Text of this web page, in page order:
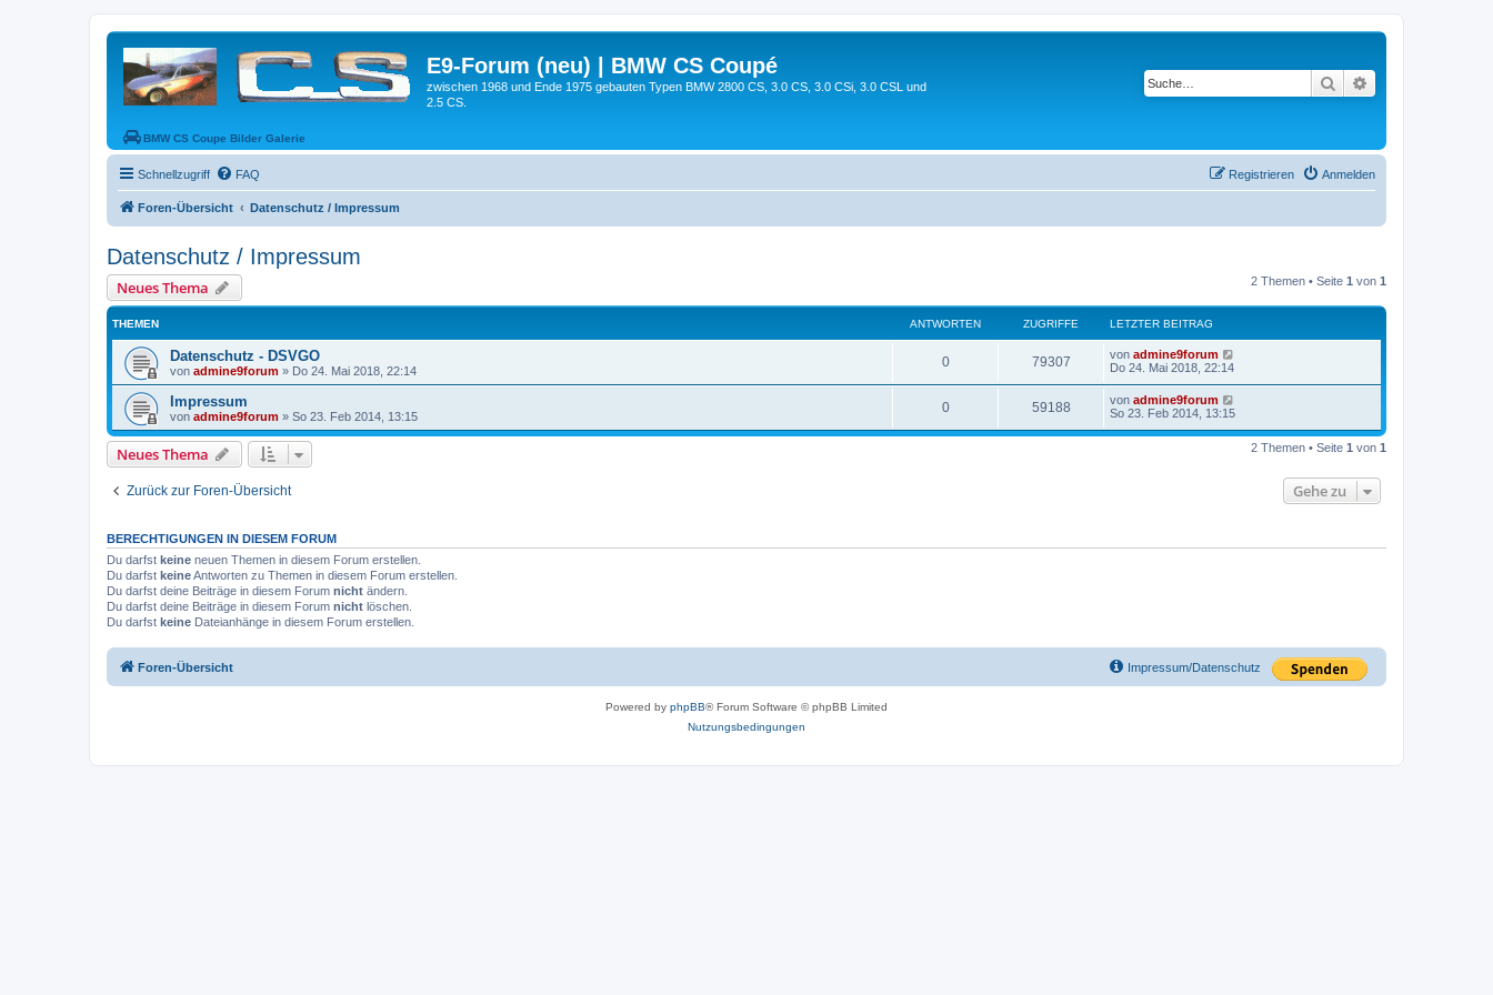
E9-Forum (neu) | BMW CS Coupé
zwischen 1968 und Ende 1975 gebauten Typen BMW 2800 CS, 3.0 CS, 3.0 CSi, 3.0 CSL und
2.5 CS.
BMW CS Coupe Bilder Galerie
Suche
Schnellzugriff FAQ Anmelden
Registrieren
Foren-Übersicht Datenschutz / Impressum
Datenschutz / Impressum
Neues Thema 2 Themen • Seite 1 von 1
THEMEN ANTWORTEN ZUGRIFFE LETZTER BEITRAG
Datenschutz - DSVGO
von admine9forum » Do 24. Mai 2018, 22:14
0 79307 von admine9forum
Do 24. Mai 2018, 22:14
Impressum
von admine9forum » So 23. Feb 2014, 13:15
0 59188 von admine9forum
So 23. Feb 2014, 13:15
Neues Thema 2 Themen • Seite 1 von 1
Zurück zur Foren-Übersicht Gehe zu
BERECHTIGUNGEN IN DIESEM FORUM
Du darfst keine neuen Themen in diesem Forum erstellen.
Du darfst keineAntworten zu Themen in diesem Forum erstellen.
Du darfst deine Beiträge in diesem Forum nicht ändern.
Du darfst deine Beiträge in diesem Forum nicht löschen.
Du darfst keine Dateianhänge in diesem Forum erstellen.
Foren-Übersicht Impressum/Datenschutz
Powered by phpBB® Forum Software © phpBB Limited
Nutzungsbedingungen